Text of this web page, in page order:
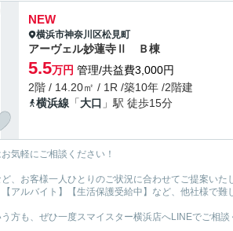
NEW
横浜市神奈川区松見町
アーヴェル妙蓮寺Ⅱ Ｂ棟
5.5万円 管理/共益費3,000円
2階 / 14.20㎡ / 1R /築10年 /2階建
横浜線 「大口 」駅 徒歩15分
気軽にご相談ください！
、お客様一人ひとりのご状況に合わせてご提案いた
アルバイト】【生活保護受給中】など、他社様で難
方も、ぜひ一度スマイスター横浜店へLINEでご相談